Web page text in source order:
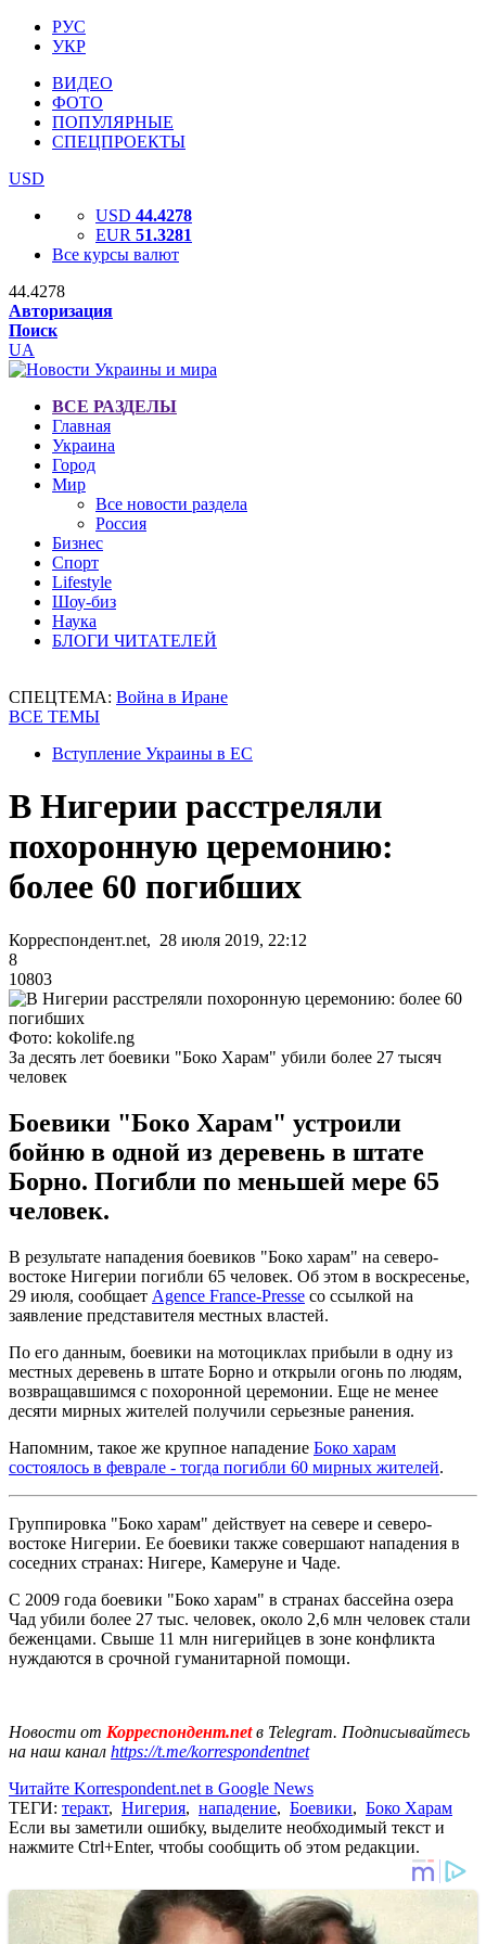
РУС
УКР
ВИДЕО
ФОТО
ПОПУЛЯРНЫЕ
СПЕЦПРОЕКТЫ
USD
USD 44.4278
EUR 51.3281
Все курсы валют
44.4278
Авторизация
Поиск
UA
ВСЕ РАЗДЕЛЫ
Главная
Украина
Город
Мир
Все новости раздела
Россия
Бизнес
Спорт
Lifestyle
Шоу-биз
Наука
БЛОГИ ЧИТАТЕЛЕЙ
СПЕЦТЕМА: Война в Иране
ВСЕ ТЕМЫ
Вступление Украины в ЕС
В Нигерии расстреляли
похоронную церемонию:
более 60 погибших
Корреспондент.net, 28 июля 2019, 22:12
8
10803
Фото: kokolife.ng
За десять лет боевики "Боко Харам" убили более 27 тысяч
человек
Боевики "Боко Харам" устроили
бойню в одной из деревень в штате
Борно. Погибли по меньшей мере 65
человек.
В результате нападения боевиков "Боко харам" на северо-
востоке Нигерии погибли 65 человек. Об этом в воскресенье,
29 июля, сообщает Agence France-Presse со ссылкой на
заявление представителя местных властей.
По его данным, боевики на мотоциклах прибыли в одну из
местных деревень в штате Борно и открыли огонь по людям,
возвращавшимся с похоронной церемонии. Еще не менее
десяти мирных жителей получили серьезные ранения.
Напомним, такое же крупное нападение Боко харам
состоялось в феврале - тогда погибли 60 мирных жителей.
Группировка "Боко харам" действует на севере и северо-
востоке Нигерии. Ее боевики также совершают нападения в
соседних странах: Нигере, Камеруне и Чаде.
С 2009 года боевики "Боко харам" в странах бассейна озера
Чад убили более 27 тыс. человек, около 2,6 млн человек стали
беженцами. Свыше 11 млн нигерийцев в зоне конфликта
нуждаются в срочной гуманитарной помощи.
Новости от Корреспондент.netв Telegram. Подписывайтесь
на наш канал https://t.me/korrespondentnet
Читайте Korrespondent.net в Google News
ТЕГИ: теракт, Нигерия, нападение, Боевики, Боко Харам
Если вы заметили ошибку, выделите необходимый текст и
нажмите Ctrl+Enter, чтобы сообщить об этом редакции.